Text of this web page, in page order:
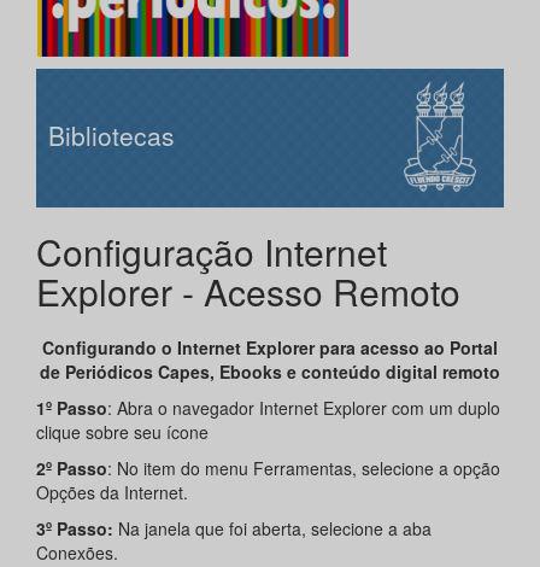
Bibliotecas
Configuração Internet
Explorer - Acesso Remoto
Configurando o Internet Explorer para acesso ao Portal
de Periódicos Capes, Ebooks e conteúdo digital remoto
1º Passo: Abra o navegador Internet Explorer com um duplo
clique sobre seu ícone
2º Passo: No item do menu Ferramentas, selecione a opção
Opções da Internet.
3º Passo: Na janela que foi aberta, selecione a aba
Conexões.